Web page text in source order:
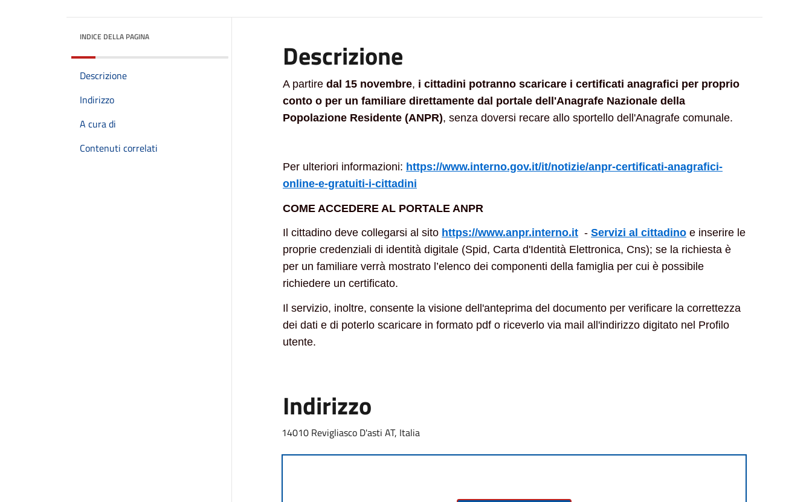
INDICE DELLA PAGINA
Descrizione
Indirizzo
A cura di
Contenuti correlati
Descrizione
A partire dal 15 novembre, i cittadini potranno scaricare i certificati anagrafici per proprio
conto o per un familiare direttamente dal portale dell'Anagrafe Nazionale della
Popolazione Residente (ANPR), senza doversi recare allo sportello dell'Anagrafe comunale.
Per ulteriori informazioni: https://www.interno.gov.it/it/notizie/anpr-certificati-anagrafici-
online-e-gratuiti-i-cittadini
COME ACCEDERE AL PORTALE ANPR
Il cittadino deve collegarsi al sito https://www.anpr.interno.it- Servizi al cittadinoe inserire le
proprie credenziali di identità digitale (Spid, Carta d'Identità Elettronica, Cns); se la richiesta è
per un familiare verrà mostrato l’elenco dei componenti della famiglia per cui è possibile
richiedere un certificato.
Il servizio, inoltre, consente la visione dell'anteprima del documento per verificare la correttezza
dei dati e di poterlo scaricare in formato pdf o riceverlo via mail all'indirizzo digitato nel Profilo
utente.
Indirizzo
14010 Revigliasco D'asti AT, Italia